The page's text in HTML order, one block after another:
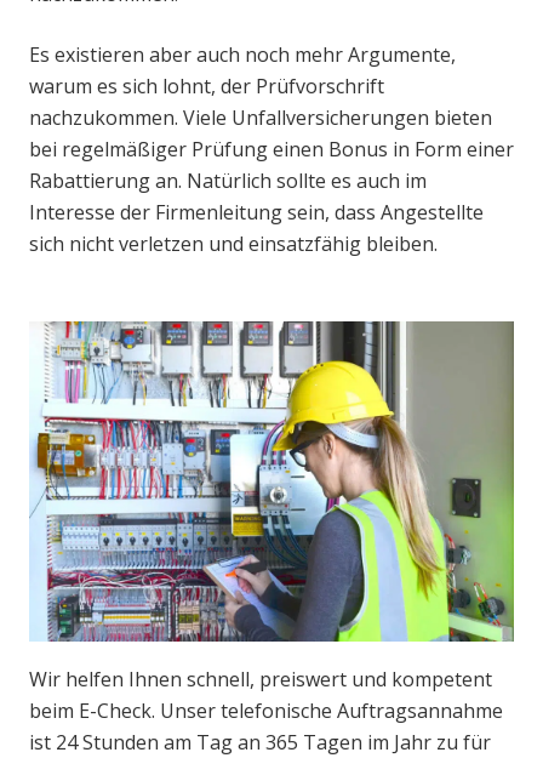
Es existieren aber auch noch mehr Argumente,
warum es sich lohnt, der Prüfvorschrift
nachzukommen. Viele Unfallversicherungen bieten
bei regelmäßiger Prüfung einen Bonus in Form einer
Rabattierung an. Natürlich sollte es auch im
Interesse der Firmenleitung sein, dass Angestellte
sich nicht verletzen und einsatzfähig bleiben.
Wir helfen Ihnen schnell, preiswert und kompetent
beim E-Check. Unser telefonische Auftragsannahme
ist 24 Stunden am Tag an 365 Tagen im Jahr zu für